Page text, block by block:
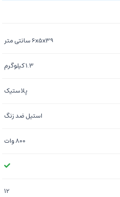
6x5x39 سانتی‌ متر
1.3 کیلوگرم
پلاستیک
استیل ضد زنگ
800 وات
12